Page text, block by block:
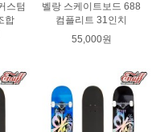
스텀
합
벨랑 스케이트보드 688
컴플리트 31인치
55,000원